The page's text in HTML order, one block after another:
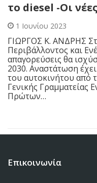
το diesel -Οι
1 Ιουνίου 2023
ΓΙΩΡΓΟΣ Κ. ΑΝΔΡΗΣ
Περιβάλλοντος και
απαγορεύσεις θα
2030. Αναστάτωση
του αυτοκινήτου
Γενικής Γραμματείας
Πρώτων…
Επικοινωνία